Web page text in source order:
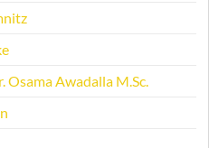
Osama Awadalla M.Sc.